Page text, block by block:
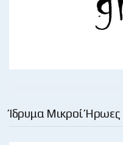
Ίδρυμα Μικροί Ήρωες